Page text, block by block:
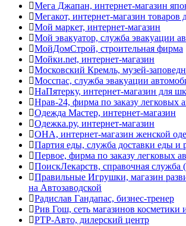
Мега Джапан, интернет-магазин
Мегакот, интернет-магазин товаров
Мой маркет, интернет-магазин
Мой эвакуатор, служба эвакуации
МойДомСтрой, строительная фирма
Мойки.net, интернет-магазин
Московский Кремль, музей-
Мосспас, служба эвакуации
НаПятерку, интернет-магазин для
Нрав-24, фирма по заказу легковых
Одежда Мастер, интернет-магазин
Одежка.ру, интернет-магазин
ОНА, интернет-магазин женской
Партия еды, служба доставки еды и
Первое, фирма по заказу легковых
ПоискЛекарств, справочная служба
Правильные Игрушки, магазин
на Автозаводской
Радислав Гандапас, бизнес-тренер
Рив Гош, сеть магазинов
РТР-Авто, дилерский центр